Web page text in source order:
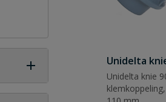
Unidelta
Unidelta knie